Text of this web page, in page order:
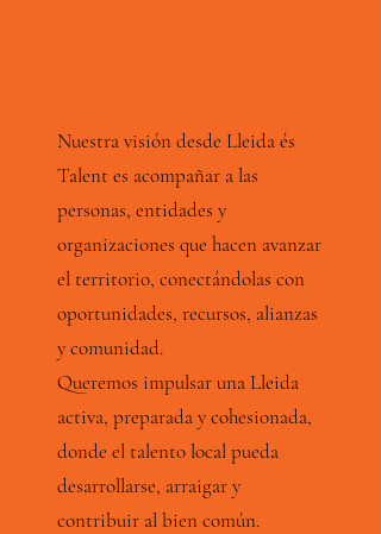
Nuestra visión desde Lleida és
Talent es acompañar a las
personas, entidades y
organizaciones que hacen avanzar
el territorio, conectándolas con
oportunidades, recursos, alianzas
y comunidad.
Queremos impulsar una Lleida
activa, preparada y cohesionada,
donde el talento local pueda
desarrollarse, arraigar y
contribuir al bien común.